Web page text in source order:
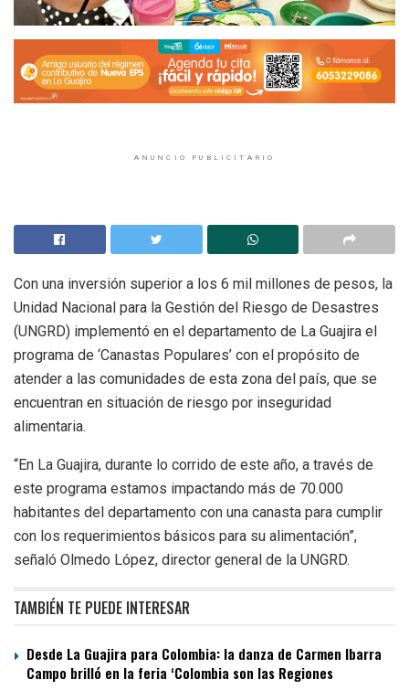
ANUNCIO PUBLICITARIO
Con una inversión superior a los 6 mil millones de pesos, la
Unidad Nacional para la Gestión del Riesgo de Desastres
(UNGRD) implementó en el departamento de La Guajira el
programa de ‘Canastas Populares’ con el propósito de
atender a las comunidades de esta zona del país, que se
encuentran en situación de riesgo por inseguridad
alimentaria.
“En La Guajira, durante lo corrido de este año, a través de
este programa estamos impactando más de 70.000
habitantes del departamento con una canasta para cumplir
con los requerimientos básicos para su alimentación”,
señaló Olmedo López, director general de la UNGRD.
TAMBIÉN TE PUEDE INTERESAR
Desde La Guajira para Colombia: la danza de Carmen Ibarra
Campo brilló en la feria ‘Colombia son las Regiones